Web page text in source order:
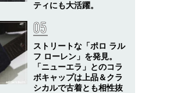
ティにも大活躍。
ストリートな「ポロ ラル
フ ローレン」を発見。
「ニューエラ」とのコラ
ボキャップは上品＆クラ
シカルで古着とも相性抜